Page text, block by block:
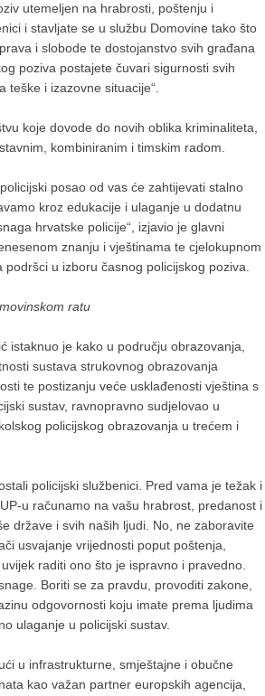
utemeljen na hrabrosti, poštenju i
i stavljate se u službu Domovine tako što
i slobode te dostojanstvo svih građana
poziva postajete čuvari sigurnosti svih
i izazovne situacije“.
koje dovode do novih oblika kriminaliteta,
kombiniranim i timskim radom.
posao od vas će zahtijevati stalno
kroz edukacije i ulaganje u dodatnu
hrvatske policije“, izjavio je glavni
znanju i vještinama te cjelokupnom
u izboru časnog policijskog poziva.
ratu
istaknuo je kako u području obrazovanja,
sustava strukovnog obrazovanja
te postizanju veće usklađenosti vještina s
sustav, ravnopravno sudjelovao u
policijskog obrazovanja u trećem i
policijski službenici. Pred vama je težak i
u računamo na vašu hrabrost, predanost i
države i svih naših ljudi. No, ne zaboravite
usvajanje vrijednosti poput poštenja,
raditi ono što je ispravno i pravedno.
Boriti se za pravdu, provoditi zakone,
odgovornosti koju imate prema ljudima
ulaganje u policijski sustav.
u infrastrukturne, smještajne i obučne
kao važan partner europskih agencija,